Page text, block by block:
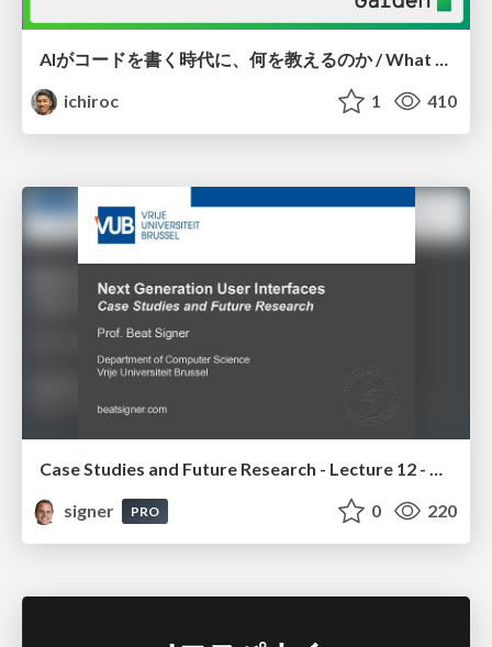
AIがコードを書く時代に、何を教えるのか / What Should We Teach in the Age of AI-Generated Code?
ichiroc
1 410
signer
PRO 0 220